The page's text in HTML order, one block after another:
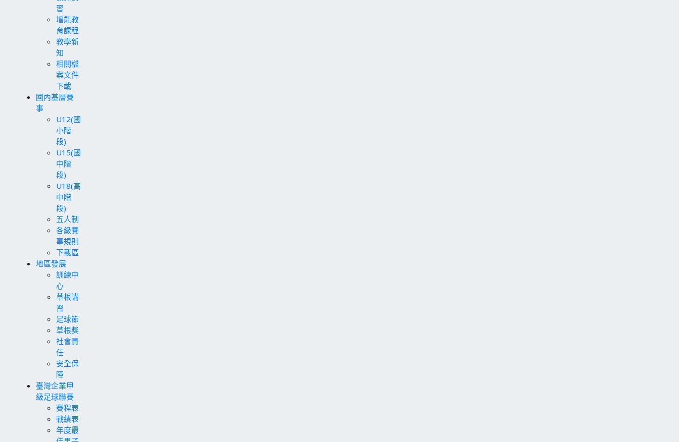
習
增能教
育課程
教學新
知
相關檔
案文件
下載
國內基層賽
事
U12(國
小階
段)
U15(國
中階
段)
U18(高
中階
段)
五人制
各級賽
事規則
下載區
地區發展
訓練中
心
草根講
習
足球節
草根獎
社會責
任
安全保
障
臺灣企業甲
級足球聯賽
賽程表
戰績表
年度最